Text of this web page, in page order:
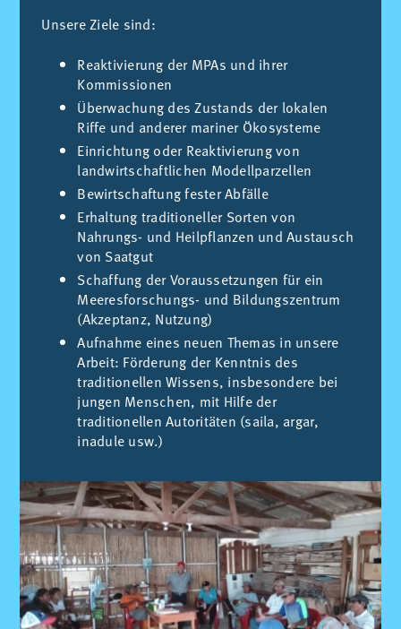
Un­se­re Zie­le sind:
Reaktivierung der MPAs und ihrer
Kommissionen
Überwachung des Zustands der lokalen
Riffe und anderer mariner Ökosysteme
Einrichtung oder Reaktivierung von
landwirtschaftlichen Modellparzellen
Bewirtschaftung fester Abfälle
Erhaltung traditioneller Sorten von
Nahrungs- und Heilpflanzen und Austausch
von Saatgut
Schaffung der Voraussetzungen für ein
Meeresforschungs- und Bildungszentrum
(Akzeptanz, Nutzung)
Aufnahme eines neuen Themas in unsere
Arbeit: Förderung der Kenntnis des
traditionellen Wissens, insbesondere bei
jungen Menschen, mit Hilfe der
traditionellen Autoritäten (saila, argar,
inadule usw.)